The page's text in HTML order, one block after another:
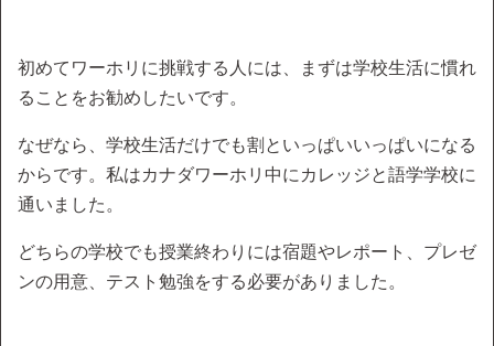
初めてワーホリに挑戦する人には、まずは学校生活に慣れ
ることをお勧めしたいです。
なぜなら、学校生活だけでも割といっぱいいっぱいになる
からです。私はカナダワーホリ中にカレッジと語学学校に
通いました。
どちらの学校でも授業終わりには宿題やレポート、プレゼ
ンの用意、テスト勉強をする必要がありました。